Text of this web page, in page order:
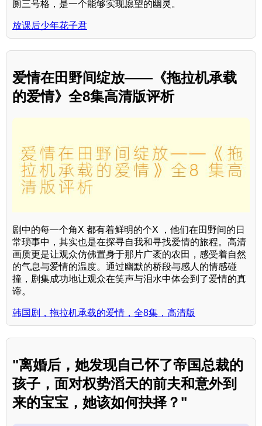
厕三号格，是一个能够实现愿望的幽灵。
放课后少年花子君
爱情在田野间绽放——《拖拉机承载
的爱情》全8集高清版评析
剧中的每一个角X 都有着鲜明的个X ，他们在田野间的日
常琐事中，其实也是在探寻自我和寻找爱情的旅程。高清
画质更是让观众仿佛置身于那片广袤的农田，感受着自然
的气息与爱情的温度。通过幽默的桥段与感人的情感碰
撞，剧集成功地让观众在笑声与泪水中体会到了爱情的真
谛。
韩国剧，拖拉机承载的爱情，全8集，高清版
"离婚后，她发现自己怀了帝国总裁的
孩子，面对权势滔天的前夫和意外到
来的宝宝，她该如何抉择？"